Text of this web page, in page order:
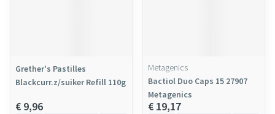
Grether's Pastilles
Blackcurr.z/suiker Refill 110g
€ 9,96
Metagenics
Bactiol Duo Caps 15 27907
Metagenics
€ 19,17